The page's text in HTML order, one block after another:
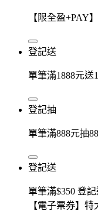
【限全盈+PAY
登記送
單筆滿1888元送
登記抽
單筆滿888元抽
登記送
單筆滿$350 登
【電子票券】